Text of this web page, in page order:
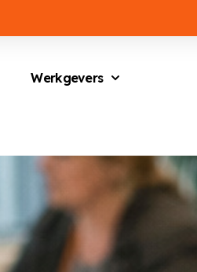
Werkgevers